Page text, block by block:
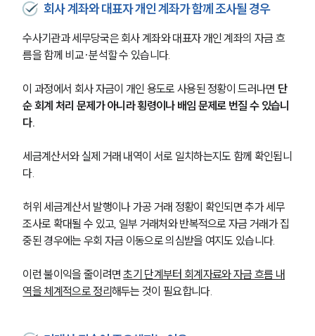
법인회생파산전문변호사
언론보도
법률서식
뉴스레터/브로슈어
대륜법률상담예약
대륜법률상담예약
회사 계좌와 대표자 개인 계좌가 함께 조사될 경우
수사기관과 세무당국은 회사 계좌와 대표자 개인 계좌의 자금 흐
름을 함께 비교·분석할 수 있습니다.
이 과정에서 회사 자금이 개인 용도로 사용된 정황이 드러나면 단
순 회계 처리 문제가 아니라 횡령이나 배임 문제로 번질 수 있습니
다.
세금계산서와 실제 거래 내역이 서로 일치하는지도 함께 확인됩니
다.
허위 세금계산서 발행이나 가공 거래 정황이 확인되면 추가 세무
조사로 확대될 수 있고, 일부 거래처와 반복적으로 자금 거래가 집
중된 경우에는 우회 자금 이동으로 의심받을 여지도 있습니다.
이런 불이익을 줄이려면 초기 단계부터 회계자료와 자금 흐름 내
역을 체계적으로 정리해두는 것이 필요합니다.